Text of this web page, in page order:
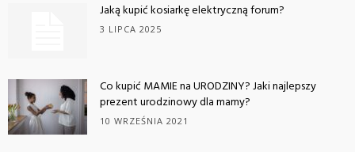
Jaką kupić kosiarkę elektryczną forum?
3 LIPCA 2025
Co kupić MAMIE na URODZINY? Jaki najlepszy
prezent urodzinowy dla mamy?
10 WRZEŚNIA 2021